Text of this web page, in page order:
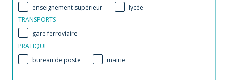
enseignement supérieur
lycée
TRANSPORTS
gare ferroviaire
PRATIQUE
bureau de poste
mairie